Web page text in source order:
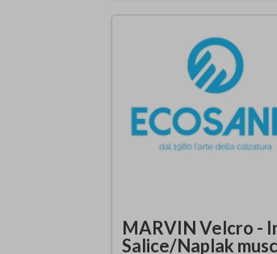
MARVIN Velcro -
Salice/Naplak